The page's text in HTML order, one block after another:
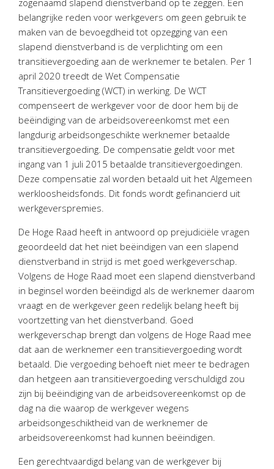
Downloads
Contact
AvantiOnline
Twinfield – Boekhouden
BaseCone – Facturen
Visionplanner – Rapportage
Klantenportaal – Online dossiers
Online Salaris – Salarissen
Nextens-Accorderen aangiften
zogenaamd slapend dienstverband op te zeggen. Een
belangrijke reden voor werkgevers om geen gebruik te
maken van de bevoegdheid tot opzegging van een
slapend dienstverband is de verplichting om een
transitievergoeding aan de werknemer te betalen. Per 1
april 2020 treedt de Wet Compensatie
Transitievergoeding (WCT) in werking. De WCT
compenseert de werkgever voor de door hem bij de
beëindiging van de arbeidsovereenkomst met een
langdurig arbeidsongeschikte werknemer betaalde
transitievergoeding. De compensatie geldt voor met
ingang van 1 juli 2015 betaalde transitievergoedingen.
Deze compensatie zal worden betaald uit het Algemeen
werkloosheidsfonds. Dit fonds wordt gefinancierd uit
werkgeverspremies.
De Hoge Raad heeft in antwoord op prejudiciële vragen
geoordeeld dat het niet beëindigen van een slapend
dienstverband in strijd is met goed werkgeverschap.
Volgens de Hoge Raad moet een slapend dienstverband
in beginsel worden beëindigd als de werknemer daarom
vraagt en de werkgever geen redelijk belang heeft bij
voortzetting van het dienstverband. Goed
werkgeverschap brengt dan volgens de Hoge Raad mee
dat aan de werknemer een transitievergoeding wordt
betaald. Die vergoeding behoeft niet meer te bedragen
dan hetgeen aan transitievergoeding verschuldigd zou
zijn bij beëindiging van de arbeidsovereenkomst op de
dag na die waarop de werkgever wegens
arbeidsongeschiktheid van de werknemer de
arbeidsovereenkomst had kunnen beëindigen.
Een gerechtvaardigd belang van de werkgever bij